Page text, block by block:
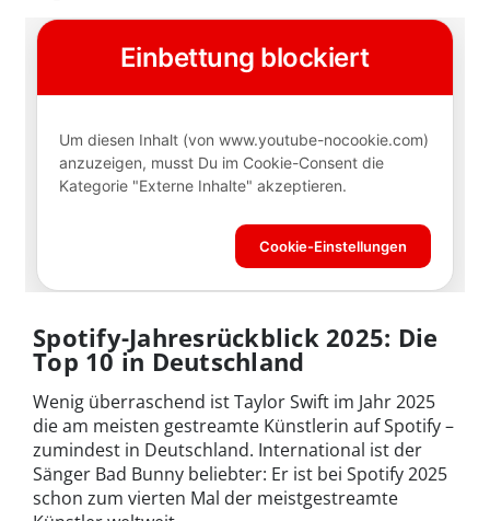
Spotify-Jahresrückblick 2025: Die
Top 10 in Deutschland
Wenig überraschend ist Taylor Swift im Jahr 2025
die am meisten gestreamte Künstlerin auf Spotify –
zumindest in Deutschland. International ist der
Sänger Bad Bunny beliebter: Er ist bei Spotify 2025
schon zum vierten Mal der meistgestreamte